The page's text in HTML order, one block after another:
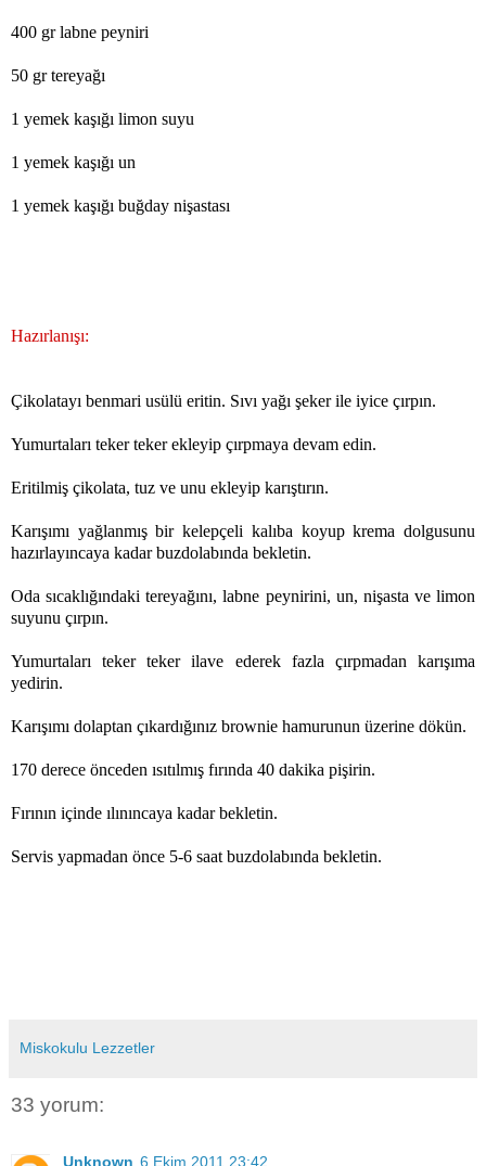
400 gr labne peyniri
50 gr tereyağı
1 yemek kaşığı limon suyu
1 yemek kaşığı un
1 yemek kaşığı buğday nişastası
Hazırlanışı:
Çikolatayı benmari usülü eritin. Sıvı yağı şeker ile iyice çırpın.
Yumurtaları teker teker ekleyip çırpmaya devam edin.
Eritilmiş çikolata, tuz ve unu ekleyip karıştırın.
Karışımı yağlanmış bir kelepçeli kalıba koyup krema dolgusunu
hazırlayıncaya kadar buzdolabında bekletin.
Oda sıcaklığındaki tereyağını, labne peynirini, un, nişasta ve limon
suyunu çırpın.
Yumurtaları teker teker ilave ederek fazla çırpmadan karışıma
yedirin.
Karışımı dolaptan çıkardığınız brownie hamurunun üzerine dökün.
170 derece önceden ısıtılmış fırında 40 dakika pişirin.
Fırının içinde ılınıncaya kadar bekletin.
Servis yapmadan önce 5-6 saat buzdolabında bekletin.
Miskokulu Lezzetler
33 yorum:
Unknown 6 Ekim 2011 23:42